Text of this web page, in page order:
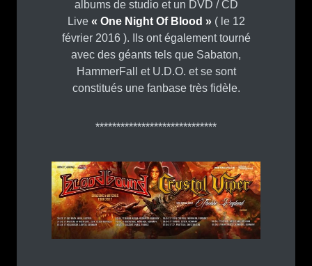
albums de studio et un DVD / CD
Live « One Night Of Blood »( le 12
février 2016 ). Ils ont également tourné
avec des géants tels que Sabaton,
HammerFall et U.D.O. et se sont
constitués une fanbase très fidèle.
*****************************